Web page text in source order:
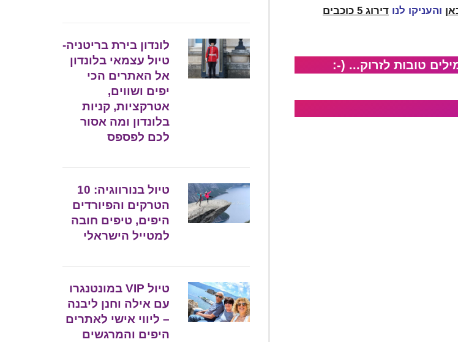
והעניקו לנו דירוג 5 כוכבים
טובות לזרוק... (-:
לונדון בירת בריטניה-
טיול עצמאי בלונדון
אל האתרים הכי
יפים ושווים,
אטרקציות, קניות
בלונדון ומה אסור
לכם לפספס
טיול בנורווגיה: 10
הטרקים והפיורדים
היפים, טיפים חובה
למטייל הישראלי
טיול VIP במונטנגרו
עם אילה וחנן ליבנה
– ליווי אישי לאתרים
היפים והמרגשים